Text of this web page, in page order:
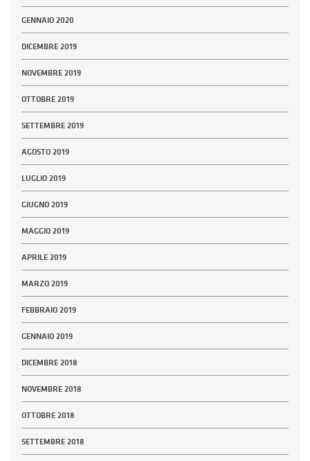
GENNAIO 2020
DICEMBRE 2019
NOVEMBRE 2019
OTTOBRE 2019
SETTEMBRE 2019
AGOSTO 2019
LUGLIO 2019
GIUGNO 2019
MAGGIO 2019
APRILE 2019
MARZO 2019
FEBBRAIO 2019
GENNAIO 2019
DICEMBRE 2018
NOVEMBRE 2018
OTTOBRE 2018
SETTEMBRE 2018